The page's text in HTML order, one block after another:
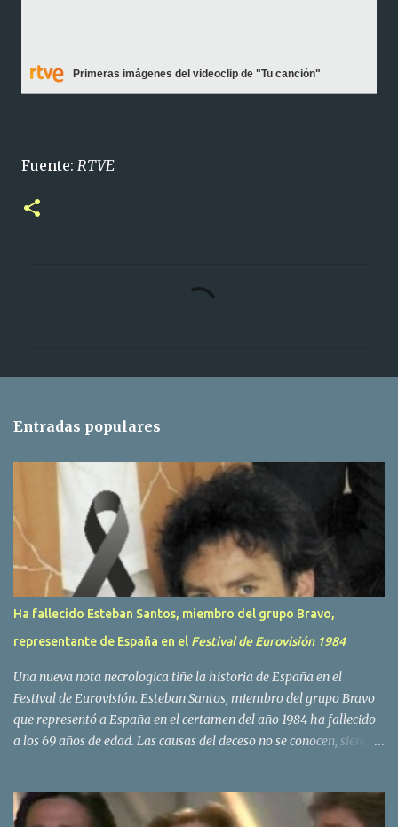
Primeras imágenes del videoclip de "Tu canción"
Fuente: RTVE
r
s
Entradas populares
Ha fallecido Esteban Santos, miembro del grupo Bravo,
representante de España en el Festival de Eurovisión 1984
Una nueva nota necrologica tiñe la historia de España en el
Festival de Eurovisión. Esteban Santos, miembro del grupo Bravo
que representó a España en el certamen del año 1984 ha fallecido
a los 69 años de edad. Las causas del deceso no se conocen, siendo
traves de las redes sociales. Nacido en Tolosa en 1951, durante su